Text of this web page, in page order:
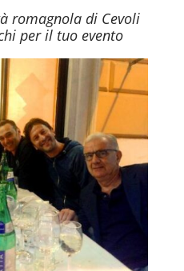
romagnola di Cevoli
per il tuo evento